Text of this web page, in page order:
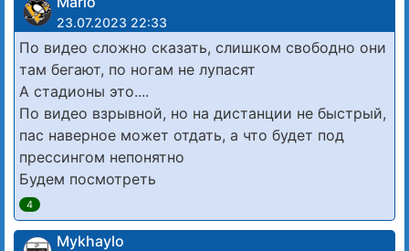
23.07.2023 22:33
По видео сложно сказать, слишком свободно они
там бегают, по ногам не лупасят
А стадионы это....
По видео взрывной, но на дистанции не быстрый,
пас наверное может отдать, а что будет под
прессингом непонятно
Будем посмотреть
4
Mykhaylo